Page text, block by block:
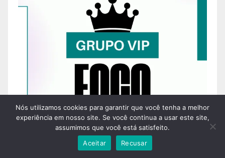
Nós utilizamos cookies para garantir que você tenha a melhor
experiência em nosso site. Se você continua a usar este site,
assumimos que você está satisfeito.
Aceitar
Recusar